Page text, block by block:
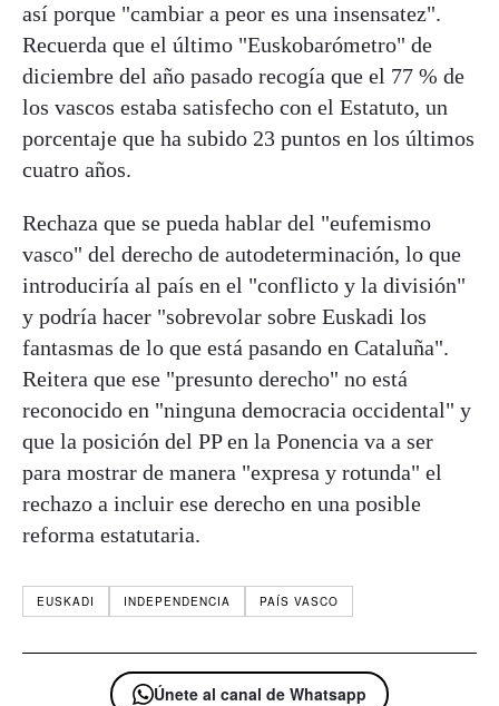
así porque "cambiar a peor es una insensatez".
Recuerda que el último "Euskobarómetro" de
diciembre del año pasado recogía que el 77 % de
los vascos estaba satisfecho con el Estatuto, un
porcentaje que ha subido 23 puntos en los últimos
cuatro años.
Rechaza que se pueda hablar del "eufemismo
vasco" del derecho de autodeterminación, lo que
introduciría al país en el "conflicto y la división"
y podría hacer "sobrevolar sobre Euskadi los
fantasmas de lo que está pasando en Cataluña".
Reitera que ese "presunto derecho" no está
reconocido en "ninguna democracia occidental" y
que la posición del PP en la Ponencia va a ser
para mostrar de manera "expresa y rotunda" el
rechazo a incluir ese derecho en una posible
reforma estatutaria.
EUSKADI INDEPENDENCIA PAÍS VASCO
Únete al canal de Whatsapp